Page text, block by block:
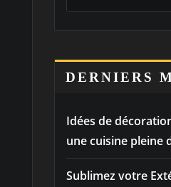
DERNIERS
Idées de
une cuisine pleine
Sublimez votre